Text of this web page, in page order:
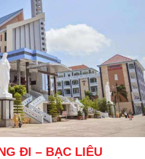
ĐI – BẠC LIÊU